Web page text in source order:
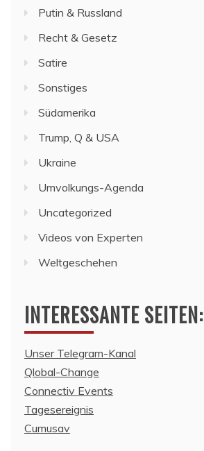
Putin & Russland
Recht & Gesetz
Satire
Sonstiges
Südamerika
Trump, Q & USA
Ukraine
Umvolkungs-Agenda
Uncategorized
Videos von Experten
Weltgeschehen
INTERESSANTE SEITEN:
Unser Telegram-Kanal
Qlobal-Change
Connectiv Events
Tagesereignis
Cumusav